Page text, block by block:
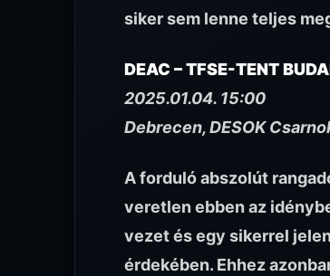
siker sem lenne teljes
DEAC – TFSE-TENT
2025.01.04. 15:00
Debrecen, DESOK
A forduló abszolút
veretlen ebben az
vezet és egy sikerrel
érdekében. Ehhez